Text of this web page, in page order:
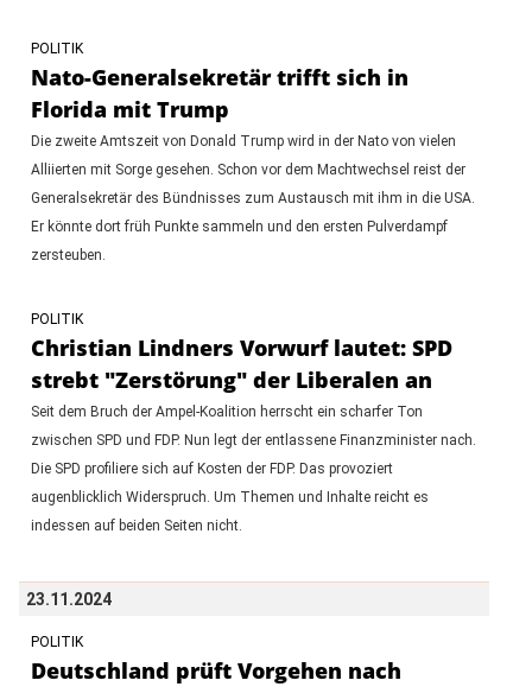
POLITIK
Nato-Generalsekretär trifft sich in
Florida mit Trump
Die zweite Amtszeit von Donald Trump wird in der Nato von vielen
Alliierten mit Sorge gesehen. Schon vor dem Machtwechsel reist der
Generalsekretär des Bündnisses zum Austausch mit ihm in die USA.
Er könnte dort früh Punkte sammeln und den ersten Pulverdampf
zersteuben.
POLITIK
Christian Lindners Vorwurf lautet: SPD
strebt "Zerstörung" der Liberalen an
Seit dem Bruch der Ampel-Koalition herrscht ein scharfer Ton
zwischen SPD und FDP. Nun legt der entlassene Finanzminister nach.
Die SPD profiliere sich auf Kosten der FDP. Das provoziert
augenblicklich Widerspruch. Um Themen und Inhalte reicht es
indessen auf beiden Seiten nicht.
23.11.2024
POLITIK
Deutschland prüft Vorgehen nach